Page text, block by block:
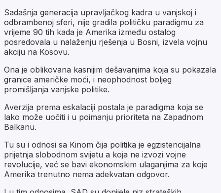
Sadašnja generacija upravljačkog kadra u vanjskoj i
odbrambenoj sferi, nije gradila političku paradigmu za
vrijeme 90 tih kada je Amerika između ostalog
posredovala u nalaženju rješenja u Bosni, izvela vojnu
akciju na Kosovu.
Ona je oblikovana kasnijim dešavanjima koja su pokazala
granice američke moći, i neophodnost boljeg
promišljanja vanjske politike.
Averzija prema eskalaciji postala je paradigma koja se
lako može uočiti i u poimanju prioriteta na Zapadnom
Balkanu.
Tu su i odnosi sa Kinom čija politika je egzistencijalna
prijetnja slobodnom svijetu a koja ne izvozi vojne
revolucije, već se bavi ekonomskim ulaganjima za koje
Amerika trenutno nema adekvatan odgovor.